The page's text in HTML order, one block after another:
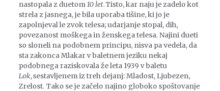
nastopala z duetom10 let. Tisto, kar naju je zadelo kot
strela z jasnega, je bila uporaba tišine, ki jo je
zapolnjeval le zvok telesa; udarjanje stopal, dih,
povezanost moškega in ženskega telesa. Najini dueti
so sloneli na podobnem principu, nisva pa vedela, da
sta zakonca Mlakar v baletnem jeziku nekaj
podobnega raziskovala že leta 1939 v baletu
Lok, sestavljenem iz treh dejanj: Mladost, Ljubezen,
Zrelost. Tako se je začelo najino globoko spoštovanje